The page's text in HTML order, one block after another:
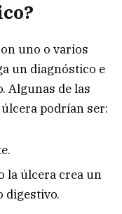
uno o varios
un diagnóstico e
Algunas de las
podrían ser:
la úlcera crea un
digestivo.